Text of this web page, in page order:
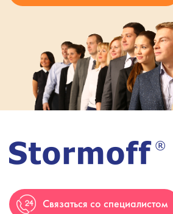
Связаться со специалистом